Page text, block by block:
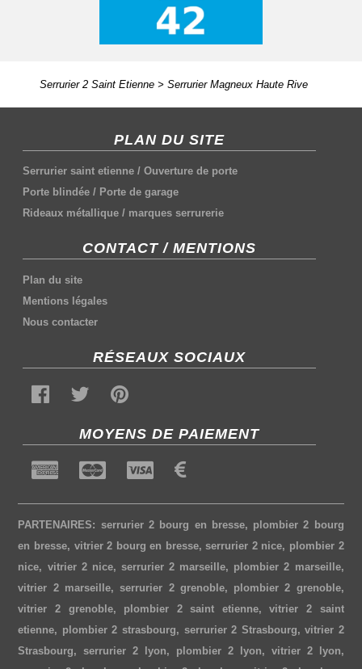
Serrurier 2 Saint Etienne> Serrurier Magneux Haute Rive
PLAN DU SITE
Serrurier saint etienne /Ouverture de porte
Porte blindée / Porte de garage
Rideaux métallique / marques serrurerie
CONTACT / MENTIONS
Plan du site
Mentions légales
Nous contacter
RÉSEAUX SOCIAUX
MOYENS DE PAIEMENT
PARTENAIRES: serrurier 2 bourg en bresse, plombier 2 bourg
en bresse, vitrier 2 bourg en bresse,serrurier 2 nice, plombier 2
nice, vitrier 2 nice, serrurier 2 marseille, plombier 2 marseille,
vitrier 2 marseille,serrurier 2 grenoble, plombier 2 grenoble,
vitrier 2 grenoble, plombier 2 saint etienne,vitrier 2 saint
etienne, plombier 2 strasbourg, serrurier 2 Strasbourg,vitrier 2
Strasbourg,serrurier 2 lyon, plombier 2 lyon, vitrier 2 lyon,